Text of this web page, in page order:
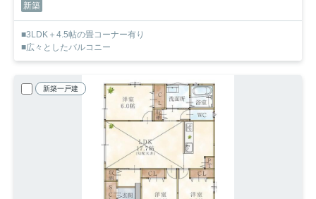
新築
■3LDK＋4.5帖の畳コーナー有り
■広々としたバルコニー
新築一戸建